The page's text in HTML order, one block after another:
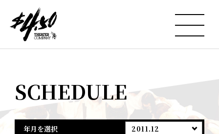
SCHEDULE
年月を選択 2011.12